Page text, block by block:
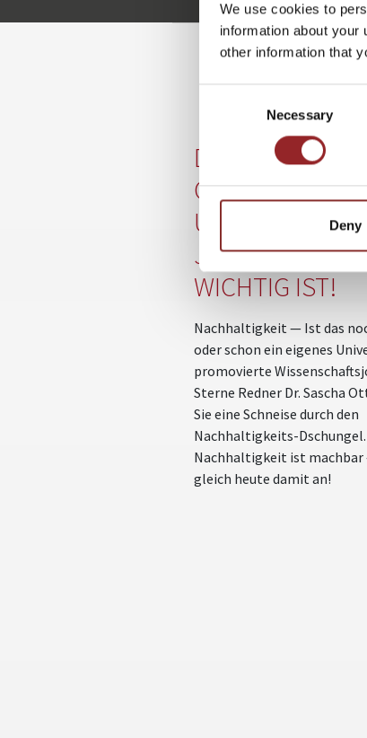
We use cookies to
information about
other information that
Necessary
Deny
DER
GUIDE FÜR
UNTERNEHMEN
JETZT
WICHTIG IST!
Nachhaltigkeit — Ist das
oder schon ein eigenes
promovierte
Sterne Redner Dr. Sascha
Sie eine Schneise durch den
Nachhaltigkeits-Dschungel.
Nachhaltigkeit ist
gleich heute damit an!